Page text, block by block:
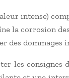
intense)
la corrosion
des dommages
les consignes